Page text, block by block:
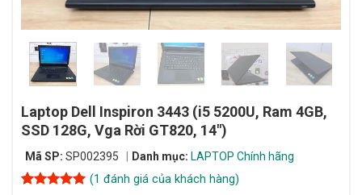
Laptop Dell Inspiron 3443 (i5 5200U, Ram 4GB,
SSD 128G, Vga Rời GT820, 14″)
Mã SP: SP002395 Danh mục: LAPTOP Chính hãng
(1 đánh giá của khách hàng)